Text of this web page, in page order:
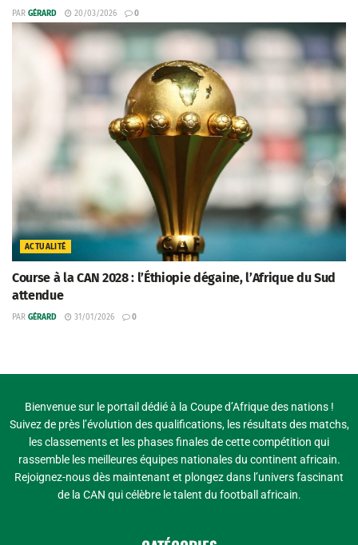
PAR GÉRARD 20/03/2026 0
ACTUALITÉ
Course à la CAN 2028 : l’Éthiopie dégaine, l’Afrique du Sud
attendue
PAR GÉRARD 31/01/2026 0
Bienvenue sur le portail dédié à la Coupe d’Afrique des nations !
Suivez de près l’évolution des qualifications, les résultats des matchs,
les classements et les phases finales de cette compétition qui
rassemble les meilleures équipes nationales du continent africain.
Rejoignez-nous dès maintenant et plongez dans l’univers fascinant
de la CAN qui célèbre le talent du football africain.